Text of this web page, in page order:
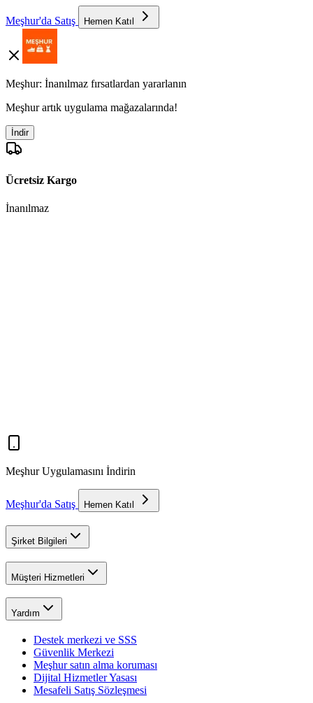
Meşhur'da Satış Hemen Katıl
Meşhur: İnanılmaz fırsatlardan yararlanın
Meşhur artık uygulama mağazalarında!
İndir
Ücretsiz Kargo
İnanılmaz
Meşhur Uygulamasını İndirin
Meşhur'da Satış Hemen Katıl
Şirket Bilgileri
Müşteri Hizmetleri
Yardım
Destek merkezi ve SSS
Güvenlik Merkezi
Meşhur satın alma koruması
Dijital Hizmetler Yasası
Mesafeli Satış Sözleşmesi